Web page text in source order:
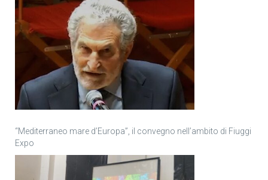
“Mediterraneo mare d’Europa”, il convegno nell’ambito di Fiuggi
Expo